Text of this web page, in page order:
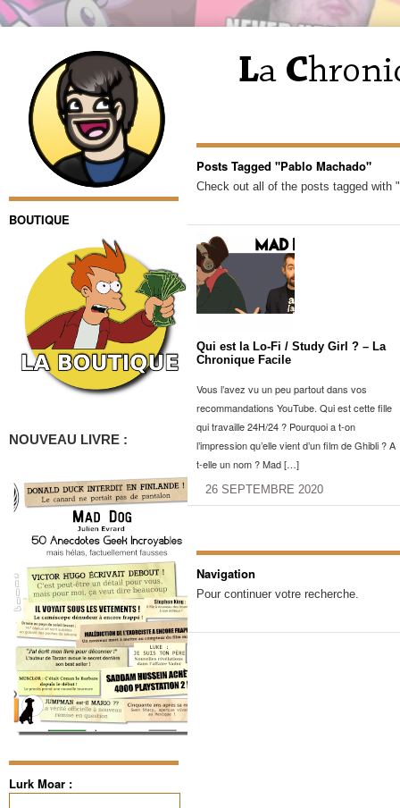
BOUTIQUE
NOUVEAU LIVRE :
Lurk Moar :
Posts Tagged "Pablo Machado"
Check out all of the posts tagged with
Qui est la Lo-Fi / Study Girl ? – La
Chronique Facile
Vous l’avez vu un peu partout dans vos
recommandations YouTube. Qui est cette fille
qui travaille 24H/24 ? Pourquoi a t-on
l’impression qu’elle vient d’un film de Ghibli ? A
t-elle un nom ? Mad […]
26 SEPTEMBRE 2020
Navigation
Pour continuer votre recherche.